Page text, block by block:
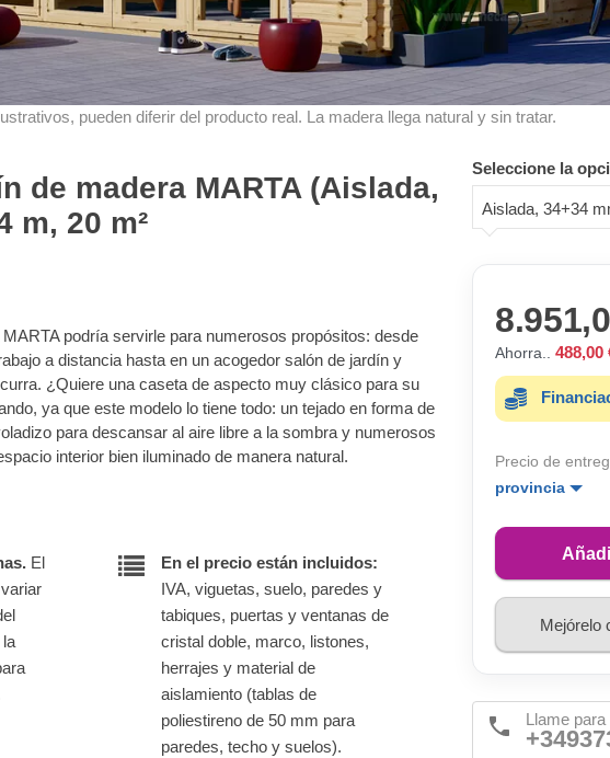
pueden diferir del producto real. La madera llega natural y sin tratar.
de madera MARTA (Aislada,
m, 20 m²
podría servirle para numerosos propósitos: desde
a distancia hasta en un acogedor salón de jardín y
¿Quiere una caseta de aspecto muy clásico para su
ya que este modelo lo tiene todo: un tejado en forma de
para descansar al aire libre a la sombra y numerosos
interior bien iluminado de manera natural.
El
En el precio están incluidos:
IVA, viguetas, suelo, paredes y
tabiques, puertas y ventanas de
cristal doble, marco, listones,
herrajes y material de
aislamiento (tablas de
poliestireno de 50 mm para
paredes, techo y suelos).
Seleccione la
Aislada, 34+34
Ahorra.. 488,00
Precio de
provincia
Mejórelo
Llame para